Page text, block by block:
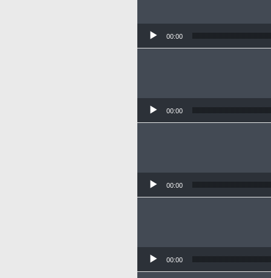
00:00
00:00
00:00
00:00